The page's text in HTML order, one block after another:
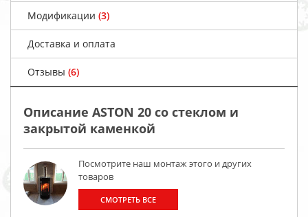
Модификации (3)
Доставка и оплата
Отзывы (6)
Описание ASTON 20 со стеклом и
закрытой каменкой
Посмотрите наш монтаж этого и других
товаров
СМОТРЕТЬ ВСЕ